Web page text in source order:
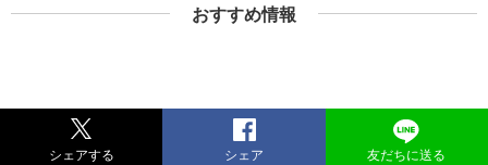
おすすめ情報
シェアする シェア 友だちに送る